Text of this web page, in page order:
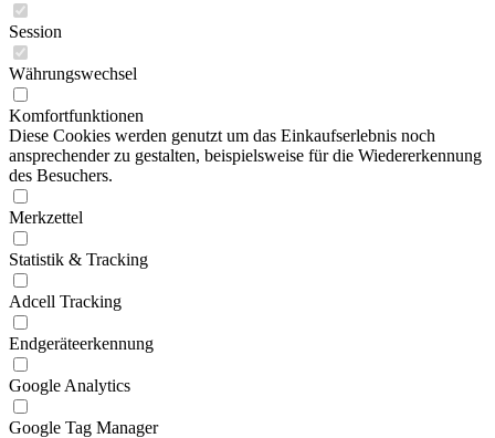
Session
Währungswechsel
Komfortfunktionen
Diese Cookies werden genutzt um das Einkaufserlebnis noch
ansprechender zu gestalten, beispielsweise für die Wiedererkennung
des Besuchers.
Merkzettel
Statistik & Tracking
Adcell Tracking
Endgeräteerkennung
Google Analytics
Google Tag Manager